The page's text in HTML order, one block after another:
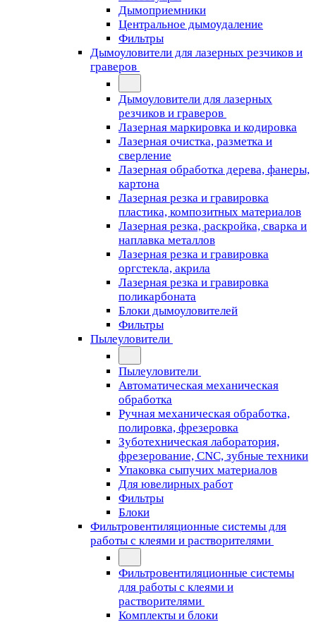
Дымоприемники
Центральное дымоудаление
Фильтры
Дымоуловители для лазерных резчиков и
граверов
Дымоуловители для лазерных
резчиков и граверов
Лазерная маркировка и кодировка
Лазерная очистка, разметка и
сверление
Лазерная обработка дерева, фанеры,
картона
Лазерная резка и гравировка
пластика, композитных материалов
Лазерная резка, раскройка, сварка и
наплавка металлов
Лазерная резка и гравировка
оргстекла, акрила
Лазерная резка и гравировка
поликарбоната
Блоки дымоуловителей
Фильтры
Пылеуловители
Пылеуловители
Автоматическая механическая
обработка
Ручная механическая обработка,
полировка, фрезеровка
Зуботехническая лаборатория,
фрезерование, CNC, зубные техники
Упаковка сыпучих материалов
Для ювелирных работ
Фильтры
Блоки
Фильтровентиляционные системы для
работы с клеями и растворителями
Фильтровентиляционные системы
для работы с клеями и
растворителями
Комплекты и блоки